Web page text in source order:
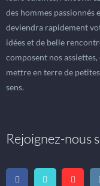
des hommes passionnés
deviendra rapidement
idées et de belle
composent nos
mettre en terre de
sens.
Rejoignez-nous